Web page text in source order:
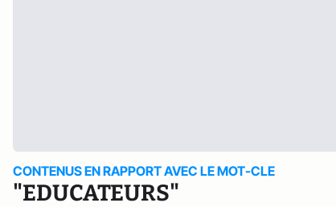
CONTENUS EN RAPPORT AVEC LE MOT-CLE
"EDUCATEURS"